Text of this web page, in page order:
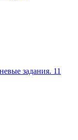
задания. 11